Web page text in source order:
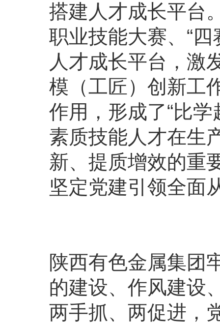
搭建人才成长平台
职业技能大赛、“
人才成长平台，激
模（工匠）创新工
作用，形成了“比
素质技能人才在生
新、提质增效的重
坚定党建引领全面
陕西有色金属集团
的建设、作风建设
两手抓、两促进，